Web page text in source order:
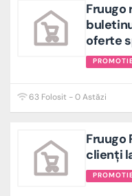
Fruugo
oferte
63 Folosit - 0 Astăzi
Fruugo
clienți